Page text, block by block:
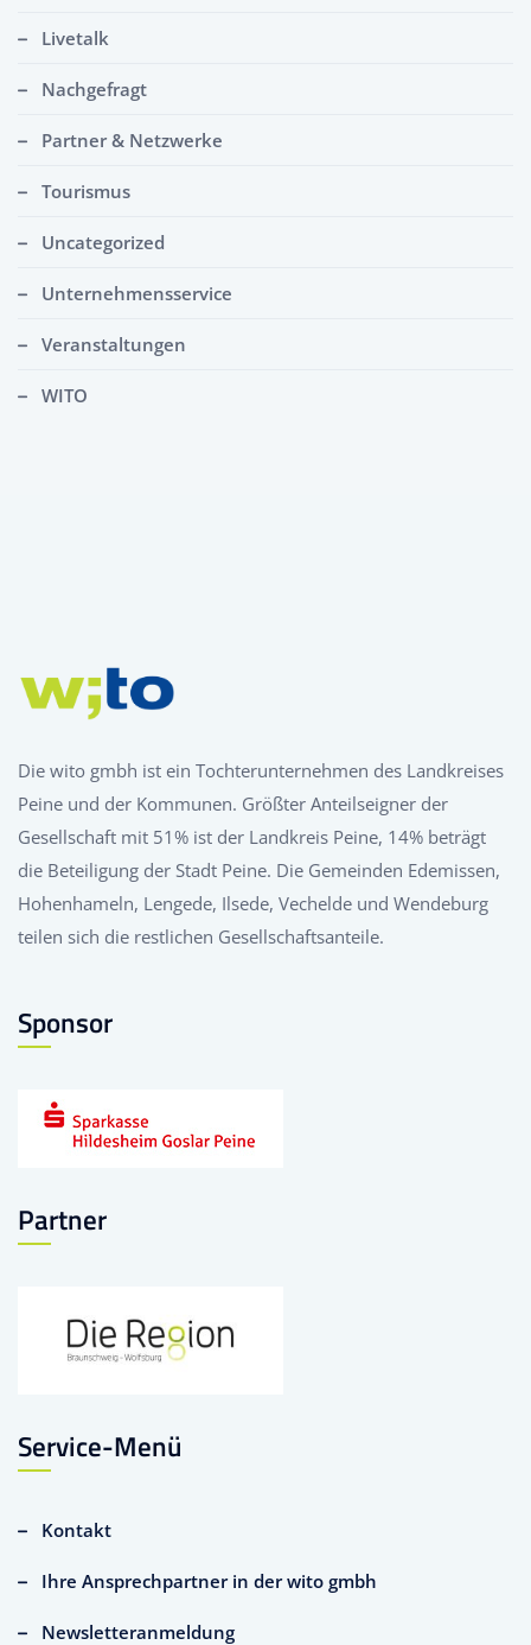
Livetalk
Nachgefragt
Partner & Netzwerke
Tourismus
Uncategorized
Unternehmensservice
Veranstaltungen
WITO
Die wito gmbh ist ein Tochterunternehmen des Landkreises
Peine und der Kommunen. Größter Anteilseigner der
Gesellschaft mit 51% ist der Landkreis Peine, 14% beträgt
die Beteiligung der Stadt Peine. Die Gemeinden Edemissen,
Hohenhameln, Lengede, Ilsede, Vechelde und Wendeburg
teilen sich die restlichen Gesellschaftsanteile.
Sponsor
Partner
Service-Menü
Kontakt
Ihre Ansprechpartner in der wito gmbh
Newsletteranmeldung